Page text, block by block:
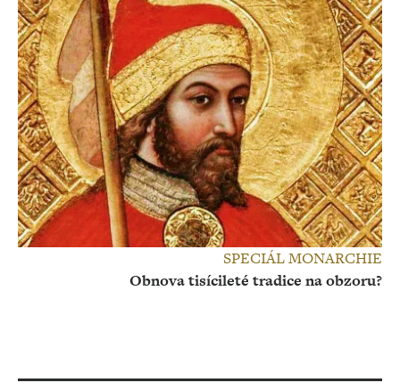
SPECIÁL MONARCHIE
Obnova tisícileté tradice na obzoru?